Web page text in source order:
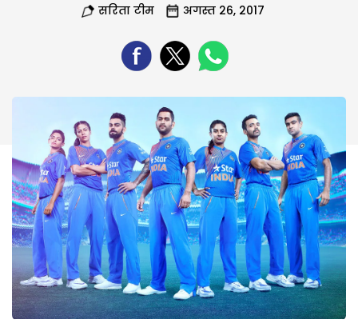
सरिता टीम अगस्त 26, 2017